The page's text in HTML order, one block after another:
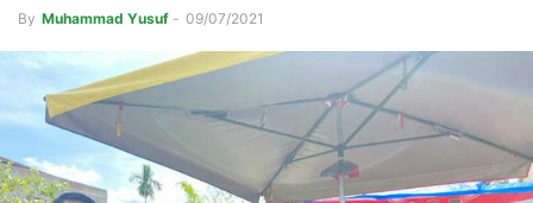
By Muhammad Yusuf - 09/07/2021